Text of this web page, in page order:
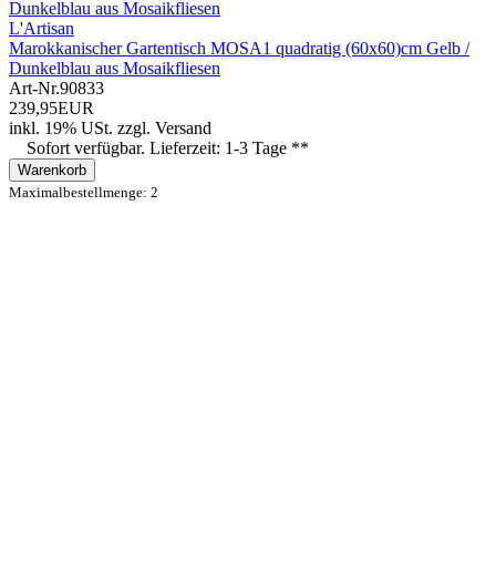
L'Artisan
Marokkanischer Gartentisch MOSA1 quadratig (60x60)cm Gelb /
Dunkelblau aus Mosaikfliesen
Art-Nr.90833
239,95EUR
inkl. 19% USt. zzgl. Versand
Sofort verfügbar. Lieferzeit: 1-3 Tage **
Warenkorb
Maximalbestellmenge: 2